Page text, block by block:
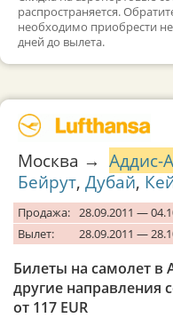
распространяется.
необходимо приобрести
дней до вылета.
Москва → Аддис-
Бейрут, Дубай,
Продажа: 28.09.2011 —
Вылет:
28.09.2011 —
Билеты на самолет
другие направления
от 117 EUR